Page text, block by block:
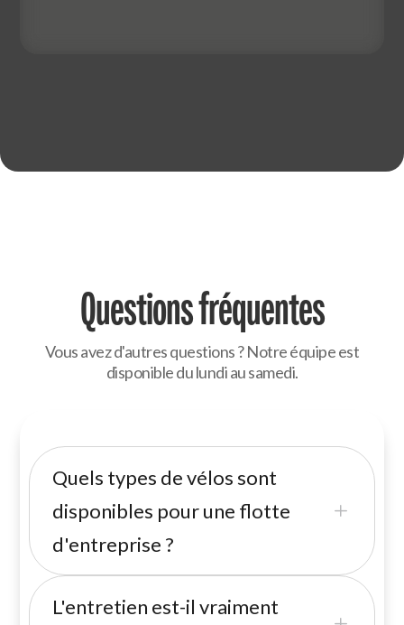
Questions fréquentes
Vous avez d'autres questions ? Notre équipe est
disponible du lundi au samedi.
Quels types de vélos sont
disponibles pour une flotte
d'entreprise ?
L
L'entretien est-il vraiment